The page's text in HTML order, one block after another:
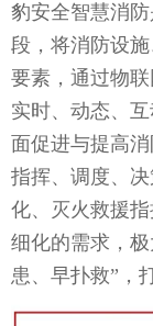
豹安全智慧消
段，将消防设
要素，通过物
实时、动态、
面促进与提高
指挥、调度、
化、灭火救援
细化的需求，
患、早扑救”，